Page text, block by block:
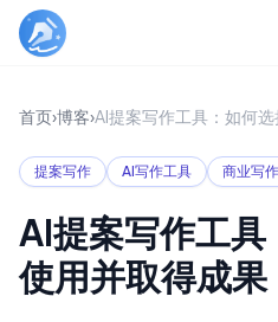
首页›博客›AI提案写作工具：如何
提案写作 AI写作工具 商业写作
AI提案写作工具
使用并取得成果